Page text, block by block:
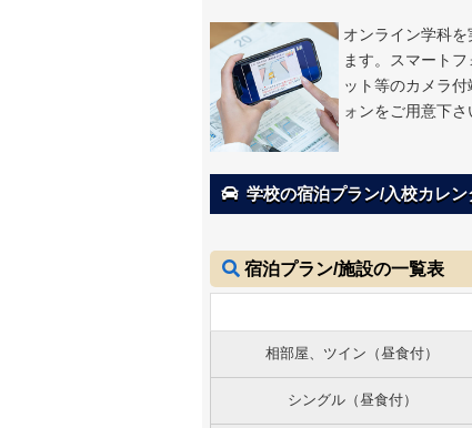
オンライン学科を
ます。スマートフ
ット等のカメラ付
ォンをご用意下さ
学校の宿泊プラン/入校カレ
宿泊プラン/施設の一覧表
相部屋、ツイン（昼食付）
シングル（昼食付）